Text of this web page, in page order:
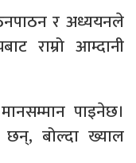
र अध्ययनले
राम्रो आम्दानी
पाइनेछ।
छन्, बोल्दा ख्याल